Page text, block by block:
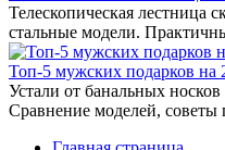
Телескопическая лестница
стальные модели.
Топ-5 мужских подарков на
Устали от банальных
Сравнение моделей,